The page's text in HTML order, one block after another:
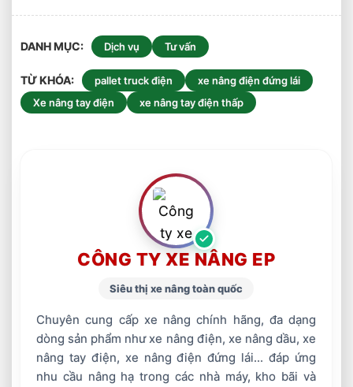
DANH MỤC Dịch vụ Tư vấn
TỪ KHÓA pallet truck điện
xe nâng điện đứng lái
Xe nâng tay điện
xe nâng tay điện thấp
CÔNG TY XE NÂNG EP
Siêu thị xe nâng toàn quốc
Chuyên cung cấp xe nâng chính hãng, đa dạng
dòng sản phẩm như xe nâng điện, xe nâng dầu, xe
nâng tay điện, xe nâng điện đứng lái... đáp ứng
nhu cầu nâng hạ trong các nhà máy, kho bãi và